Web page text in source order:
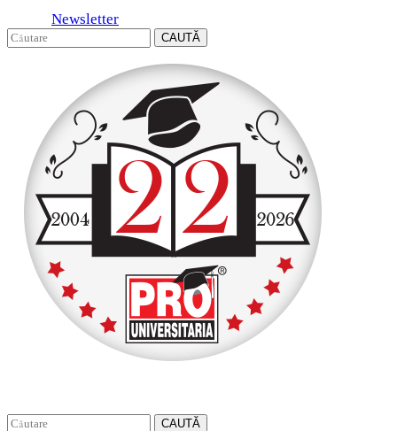
Newsletter
CAUTĂ
CAUTĂ